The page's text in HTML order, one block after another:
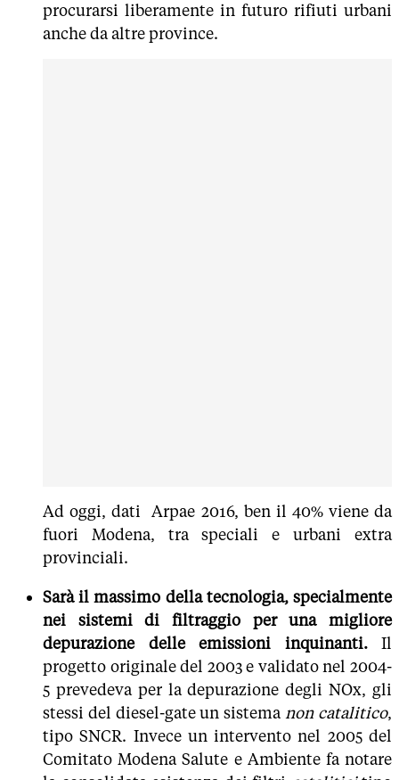
procurarsi liberamente in futuro rifiuti urbani
anche da altre province.
Ad oggi, dati Arpae 2016, ben il 40% viene da
fuori Modena, tra speciali e urbani extra
provinciali.
Sarà il massimo della tecnologia, specialmente
nei sistemi di filtraggio per una migliore
depurazione delle emissioni inquinanti. Il
progetto originale del 2003 e validato nel 2004-
5 prevedeva per la depurazione degli NOx, gli
stessi del diesel-gate un sistema non catalitico,
tipo SNCR. Invece un intervento nel 2005 del
Comitato Modena Salute e Ambiente fa notare